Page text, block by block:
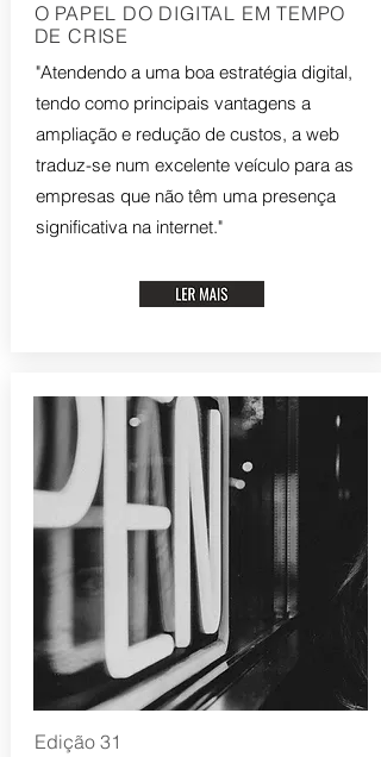
O PAPEL DO DIGITAL EM TEMPO
DE CRISE
"Atendendo a uma boa estratégia digital,
tendo como principais vantagens a
ampliação e redução de custos, a web
traduz-se num excelente veículo para as
empresas que não têm uma presença
significativa na internet."
Edição 31